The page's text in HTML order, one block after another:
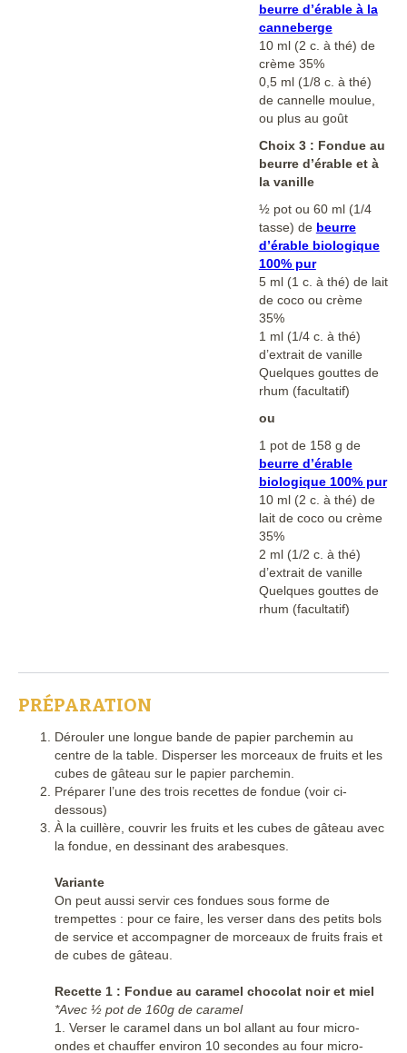
beurre d’érable à la
canneberge
10 ml (2 c. à thé) de
crème 35%
0,5 ml (1/8 c. à thé)
de cannelle moulue,
ou plus au goût
Choix 3 : Fondue au
beurre d’érable et à
la vanille
½ pot ou 60 ml (1/4
tasse) de beurre
d’érable biologique
100% pur
5 ml (1 c. à thé) de lait
de coco ou crème
35%
1 ml (1/4 c. à thé)
d’extrait de vanille
Quelques gouttes de
rhum (facultatif)
ou
1 pot de 158 g de
beurre d’érable
biologique 100% pur
10 ml (2 c. à thé) de
lait de coco ou crème
35%
2 ml (1/2 c. à thé)
d’extrait de vanille
Quelques gouttes de
rhum (facultatif)
PRÉPARATION
Dérouler une longue bande de papier parchemin au
centre de la table. Disperser les morceaux de fruits et les
cubes de gâteau sur le papier parchemin.
Préparer l’une des trois recettes de fondue (voir ci-
dessous)
À la cuillère, couvrir les fruits et les cubes de gâteau avec
la fondue, en dessinant des arabesques.
Variante
On peut aussi servir ces fondues sous forme de
trempettes : pour ce faire, les verser dans des petits bols
de service et accompagner de morceaux de fruits frais et
de cubes de gâteau.
Recette 1 : Fondue au caramel chocolat noir et miel
*Avec ½ pot de 160g de caramel
1. Verser le caramel dans un bol allant au four micro-
ondes et chauffer environ 10 secondes au four micro-